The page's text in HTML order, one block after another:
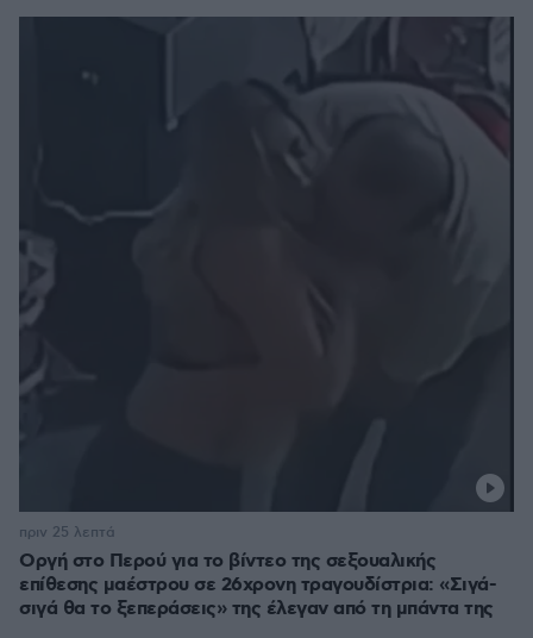
Οργή στο Περού για το βίντεο της σεξουαλικής
επίθεσης μαέστρου σε 26χρονη τραγουδίστρια: «Σιγά-
σιγά θα το ξεπεράσεις» της έλεγαν από τη μπάντα της
πριν 25 λεπτά